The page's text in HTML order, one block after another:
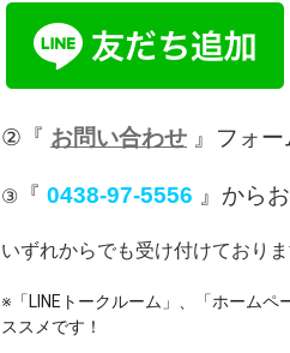
②『 お問い合わせ 』フォー
③ 『 0438-97-5556 』からお
いずれからでも受け付けておりま
※「LINEトークルーム」、「ホーム
ススメです！